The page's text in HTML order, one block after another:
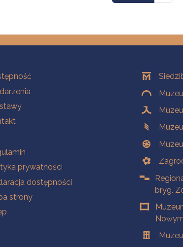
prywatności
dostępności
strony
Oddziały
bryg.